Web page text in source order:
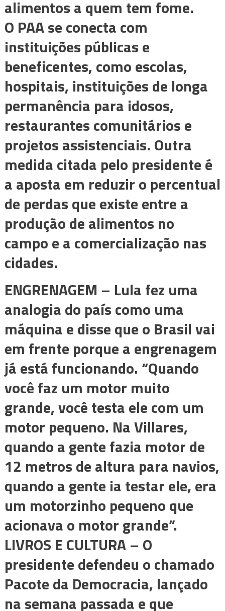
alimentos a quem tem fome.
O PAA se conecta com
instituições públicas e
beneficentes, como escolas,
hospitais, instituições de longa
permanência para idosos,
restaurantes comunitários e
projetos assistenciais. Outra
medida citada pelo presidente é
a aposta em reduzir o percentual
de perdas que existe entre a
produção de alimentos no
campo e a comercialização nas
cidades.
ENGRENAGEM – Lula fez uma
analogia do país como uma
máquina e disse que o Brasil vai
em frente porque a engrenagem
já está funcionando. “Quando
você faz um motor muito
grande, você testa ele com um
motor pequeno. Na Villares,
quando a gente fazia motor de
12 metros de altura para navios,
quando a gente ia testar ele, era
um motorzinho pequeno que
acionava o motor grande”.
LIVROS E CULTURA – O
presidente defendeu o chamado
Pacote da Democracia, lançado
na semana passada e que